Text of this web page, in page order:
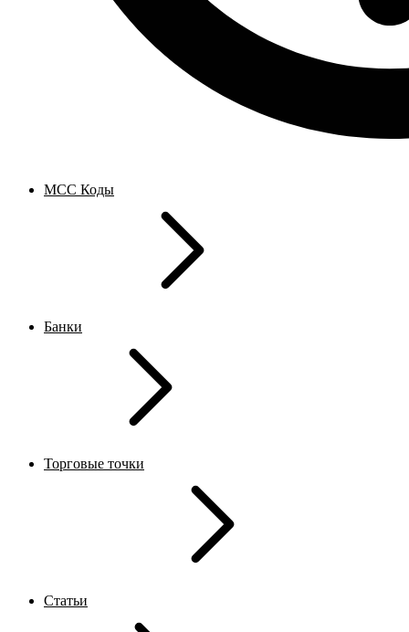
MCC Коды
Банки
Торговые точки
Статьи